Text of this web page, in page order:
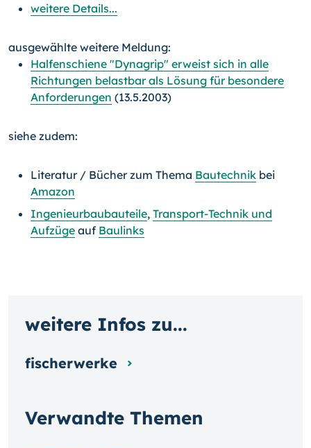
weitere Details...
ausgewählte weitere Meldung:
Halfenschiene "Dynagrip" erweist sich in alle
Richtungen belastbar als Lösung für besondere
Anforderungen (13.5.2003)
siehe zudem:
Literatur / Bücher zum Thema Bautechnik bei
Amazon
Ingenieurbaubauteile, Transport-Technik und
Aufzüge auf Baulinks
Verwandte Themen
weitere Infos zu...
fischerwerke